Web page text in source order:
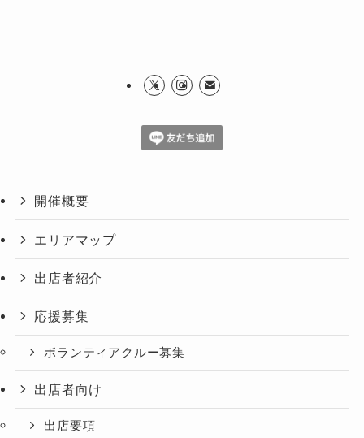
開催概要
エリアマップ
出店者紹介
応援募集
ボランティアクルー募集
出店者向け
出店要項